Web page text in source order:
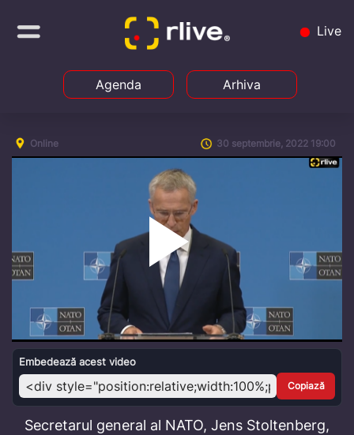
Live
Agenda Arhiva
Online 30 septembrie, 2022 19:00
Play
Video
Embedează acest video
Copiază
Secretarul general al NATO, Jens Stoltenberg,